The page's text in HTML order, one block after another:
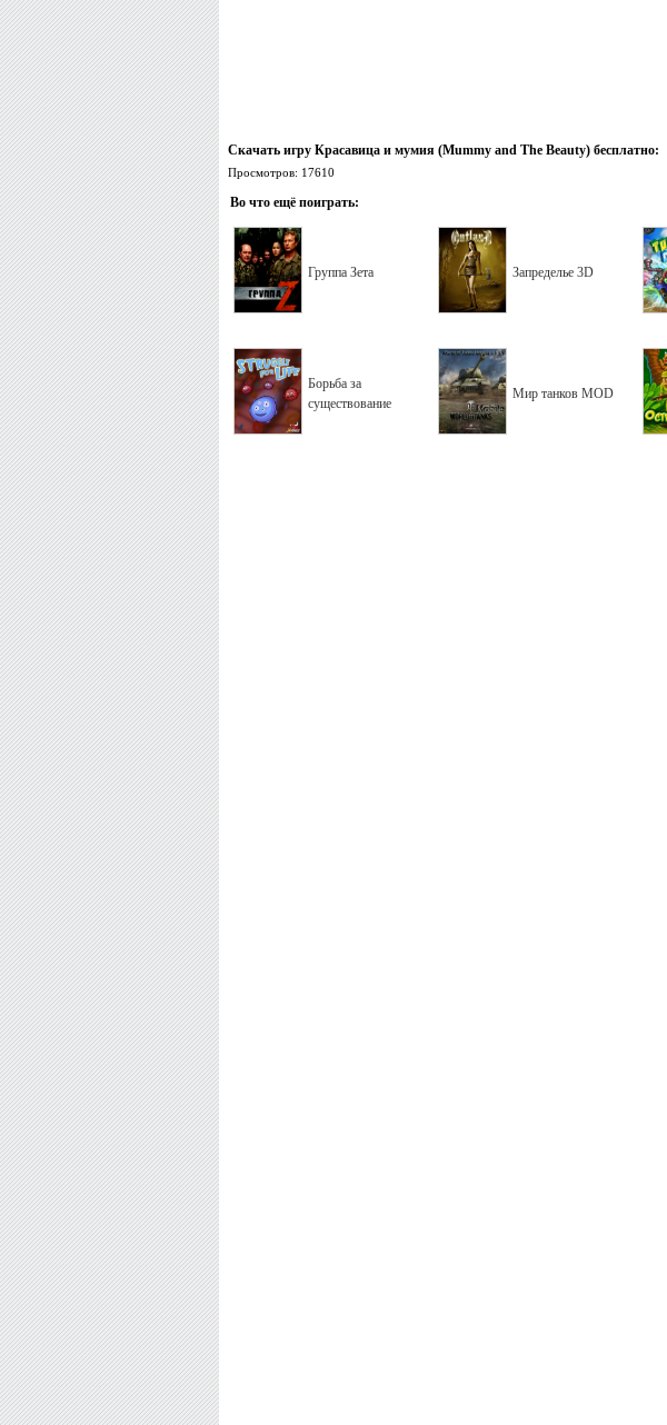
Скачать игру Красавица и мумия (Mummy and The Beauty) бесплатно:
Просмотров: 17610
Во что ещё поиграть:
Группа Зета Запределье 3D
Борьба за
существование
Мир танков MOD